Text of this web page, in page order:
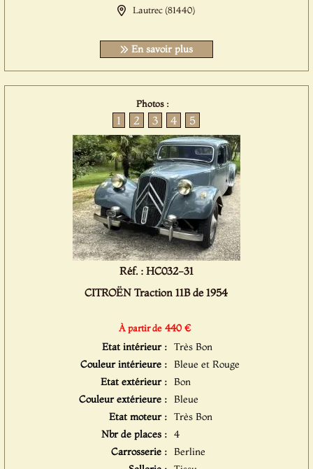
Lautrec (81440)
En savoir plus
Photos :
1 2 3 4 5
Réf. : HC032-31
CITROËN Traction 11B de 1954
À partir de 440 €
Etat intérieur : Très Bon
Couleur intérieure : Bleue et Rouge
Etat extérieur : Bon
Couleur extérieure : Bleue
Etat moteur : Très Bon
Nbr de places : 4
Carrosserie : Berline